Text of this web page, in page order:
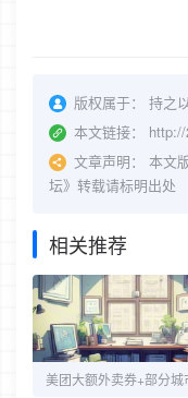
版权属于：
持之
本文链接：
文章声明：
本文
坛》转载请标明出处
相关推荐